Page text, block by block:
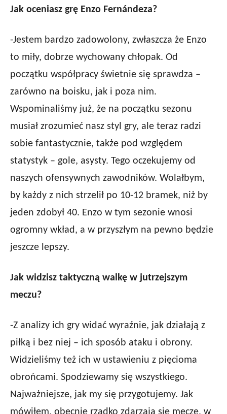
Jak oceniasz grę Enzo Fernándeza?
-Jestem bardzo zadowolony, zwłaszcza że Enzo
to miły, dobrze wychowany chłopak. Od
początku współpracy świetnie się sprawdza –
zarówno na boisku, jak i poza nim.
Wspominaliśmy już, że na początku sezonu
musiał zrozumieć nasz styl gry, ale teraz radzi
sobie fantastycznie, także pod względem
statystyk – gole, asysty. Tego oczekujemy od
naszych ofensywnych zawodników. Wolałbym,
by każdy z nich strzelił po 10-12 bramek, niż by
jeden zdobył 40. Enzo w tym sezonie wnosi
ogromny wkład, a w przyszłym na pewno będzie
jeszcze lepszy.
Jak widzisz taktyczną walkę w jutrzejszym
meczu?
-Z analizy ich gry widać wyraźnie, jak działają z
piłką i bez niej – ich sposób ataku i obrony.
Widzieliśmy też ich w ustawieniu z pięcioma
obrońcami. Spodziewamy się wszystkiego.
Najważniejsze, jak my się przygotujemy. Jak
mówiłem, obecnie rzadko zdarzają się mecze, w